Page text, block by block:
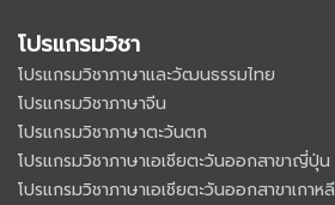
โปรแกรมวิชา
โปรแกรมวิชาภาษาและวัฒนธรรมไทย
โปรแกรมวิชาภาษาจีน
โปรแกรมวิชาภาษาตะวันตก
โปรแกรมวิชาภาษาเอเชียตะวันออกสาขาญี่ปุ่น
โปรแกรมวิชาภาษาเอเชียตะวันออกสาขาเกาหลี